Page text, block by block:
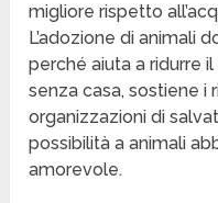
migliore rispetto
L’adozione di animali
perché aiuta a ridurre
senza casa, sostiene i
organizzazioni di
possibilità a animali
amorevole.